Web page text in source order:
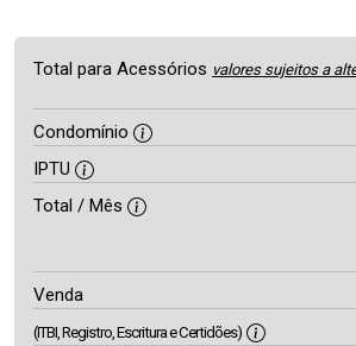
Total para Acessórios valores sujeitos a
Condomínio
IPTU
Total / Mês
Venda
(ITBI, Registro, Escritura e Certidões)